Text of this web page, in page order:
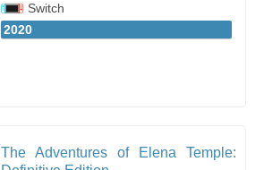
Switch
2020
The Adventures of Elena Temple: